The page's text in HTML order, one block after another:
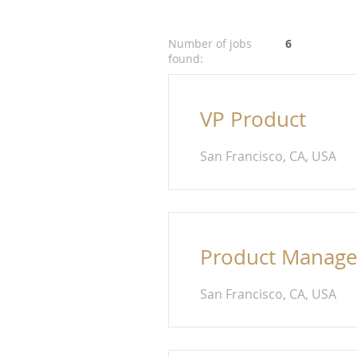
Number of jobs
found:
6
VP Product
San Francisco, CA, USA
Product
San Francisco, CA, USA